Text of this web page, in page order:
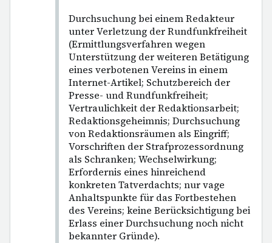
Durchsuchung bei einem Redakteur
unter Verletzung der Rundfunkfreiheit
(Ermittlungsverfahren wegen
Unterstützung der weiteren Betätigung
eines verbotenen Vereins in einem
Internet-Artikel; Schutzbereich der
Presse- und Rundfunkfreiheit;
Vertraulichkeit der Redaktionsarbeit;
Redaktionsgeheimnis; Durchsuchung
von Redaktionsräumen als Eingriff;
Vorschriften der Strafprozessordnung
als Schranken; Wechselwirkung;
Erfordernis eines hinreichend
konkreten Tatverdachts; nur vage
Anhaltspunkte für das Fortbestehen
des Vereins; keine Berücksichtigung bei
Erlass einer Durchsuchung noch nicht
bekannter Gründe).